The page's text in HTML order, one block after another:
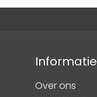
Informatie
Over ons